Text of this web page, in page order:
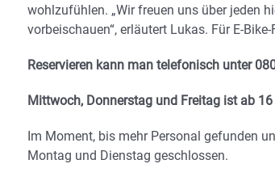
wohlzufühlen. „Wir freuen uns über jeden
vorbeischauen“, erläutert Lukas. Für E-
Reservieren kann man telefonisch unter
Mittwoch, Donnerstag und Freitag ist ab
Im Moment, bis mehr Personal gefunden
Montag und Dienstag geschlossen.